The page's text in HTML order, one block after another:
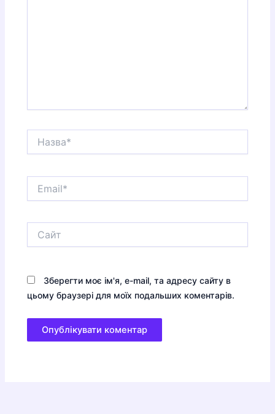
Зберегти моє ім'я, e-mail, та адресу сайту в
цьому браузері для моїх подальших коментарів.